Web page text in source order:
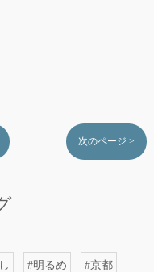
次のページ >
#明るめ #京都